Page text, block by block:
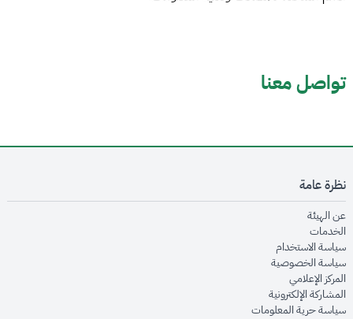
تواصل معنا
نظرة عامة
عن الهيئةopens in new window
الخدماتopens in new window
سياسة الاستخدام
سياسة الخصوصيةopens in new window
المركز الإعلاميopens in new window
المشاركة الإلكترونيةopens in new window
سياسة حرية المعلوماتopens in new window